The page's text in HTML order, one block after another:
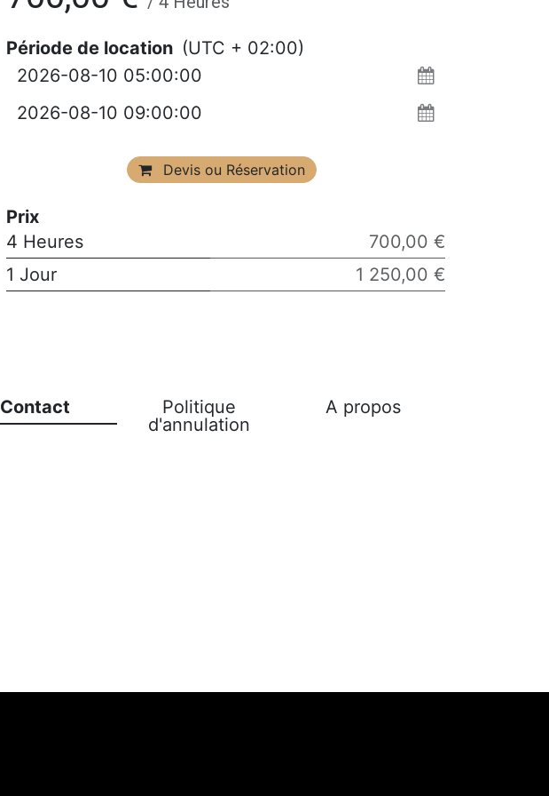
Période de location (UTC + 02:00)
Devis ou Réservation
Prix
4 Heures
700,00 €
1 Jour
1 250,00 €
Contact
Politique
d'annulation
A propos